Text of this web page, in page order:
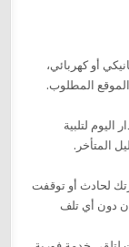
أو كهربائي،
المطلوب.
اليوم لتلبية
المتأخر.
لحادث أو توقفت
دون أي تلف